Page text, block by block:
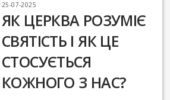
25-07-2025
ЯК ЦЕРКВА РОЗУМІЄ
СВЯТІСТЬ І ЯК ЦЕ
СТОСУЄТЬСЯ
КОЖНОГО З НАС?